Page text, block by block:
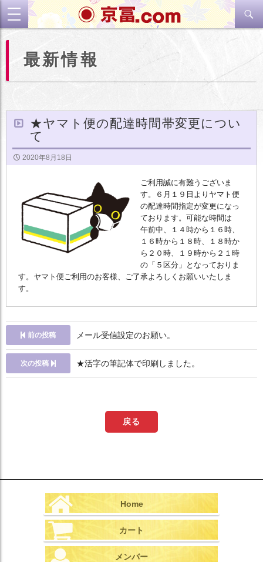
toggle
navigation
検
索
ン
最新情報
★ヤマト便の配達時間帯変更につい
て
2020年8月18日
ご利用誠に有難うございま
す。６月１９日よりヤマト便
の配達時間指定が変更になっ
ております。可能な時間は
午前中、１４時から１６時、
１６時から１８時、１８時か
ら２０時、１９時から２１時
の「５区分」となっておりま
す。ヤマト便ご利用のお客様、ご了承よろしくお願いいたしま
す。
前の投稿 メール受信設定のお願い。
次の投稿 ★活字の筆記体で印刷しました。
戻る
Home
カート
メンバー